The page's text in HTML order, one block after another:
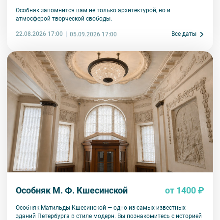
Особняк запомнится вам не только архитектурой, но и
атмосферой творческой свободы.
22.08.2026 17:00 05.09.2026 17:00 Все даты
Особняк М. Ф. Кшесинской от 1400 ₽
Особняк Матильды Кшесинской — одно из самых известных
зданий Петербурга в стиле модерн. Вы познакомитесь с историей